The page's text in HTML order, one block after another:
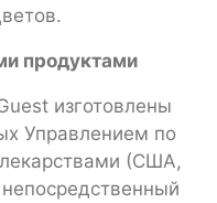
продуктами
изготовлены
Управлением по
(США,